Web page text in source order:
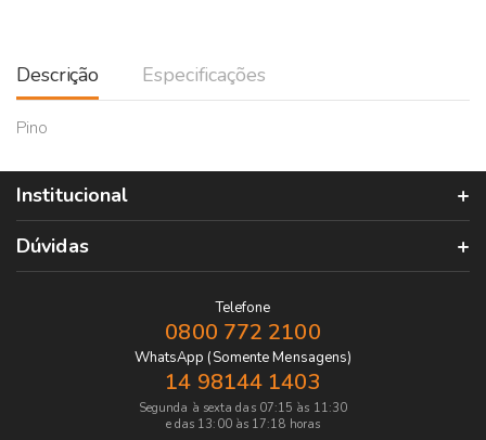
Descrição Especificações
Pino
Institucional
Dúvidas
Telefone
0800 772 2100
WhatsApp (Somente Mensagens)
14 98144 1403
Segunda à sexta das 07:15 às 11:30
e das 13:00 às 17:18 horas